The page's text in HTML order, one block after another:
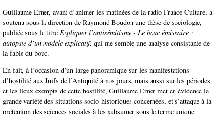
Guillaume Erner, avant d’animer les matinées de la radio France Culture, a
soutenu sous la direction de Raymond Boudon une thèse de sociologie,
publiée sous le titre Expliquer l’antisémitisme - Le bouc émissaire :
autopsie d’un modèle explicatif, qui me semble une analyse consistante de
la fable du bouc.
En fait, à l’occasion d’un large panoramique sur les manifestations
d’hostilité aux Juifs de l’Antiquité à nos jours, mais aussi sur les périodes
et les lieux exempts de cette hostilité, Guillaume Erner met en évidence la
grande variété des situations socio-historiques concernées, et s’attaque à la
prétention des sciences sociales à les subsumer sous le terme unique